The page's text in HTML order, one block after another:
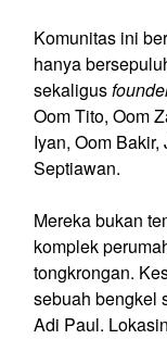
Komunitas ini
hanya
sekaligus
Oom Tito, Oom
Iyan, Oom
Septiawan.
Mereka bukan
komplek
tongkrongan.
sebuah bengkel
Adi Paul.